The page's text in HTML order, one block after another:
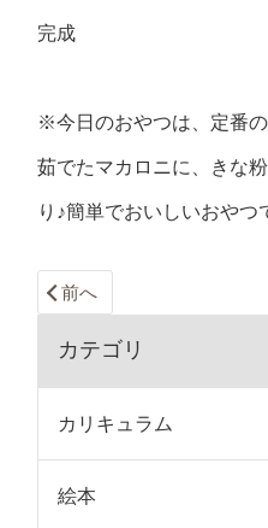
完成
※今日のおやつは、定番
茹でたマカロニに、きな
り♪簡単でおいしいおやつ
前へ
カテゴリ
カリキュラム
絵本